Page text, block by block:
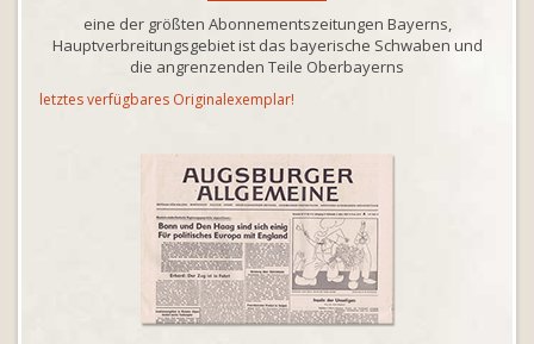
eine der größten Abonnementszeitungen Bayerns,
Hauptverbreitungsgebiet ist das bayerische Schwaben und
die angrenzenden Teile Oberbayerns
letztes verfügbares Originalexemplar!